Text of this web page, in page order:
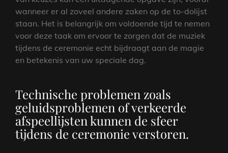
wanneer er al zoveel andere zaken op de to-dolijst
staan. Het is belangrijk om voldoende tijd te nemen
voor deze taak om ervoor te zorgen dat de muziek
tijdens de ceremonie echt bijdraagt aan de magie
en betekenis van uw speciale dag.
Technische problemen zoals
geluidsproblemen of verkeerde
afspeellijsten kunnen de sfeer
tijdens de ceremonie verstoren.